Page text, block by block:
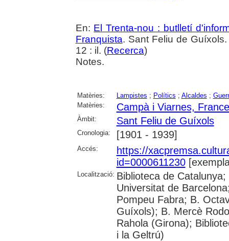
En: El Trenta-nou : butlletí
Franquista. Sant Feliu de
12 : il. (Recerca)
Notes.
Matèries: Lampistes ; Polítics ; Alcaldes ;
Matèries:
Campà i Viarnes,
Àmbit: Sant Feliu de Guíxols
Cronologia: [1901 - 1939]
Accés:
https://
id=0000611230
Localització: Biblioteca de
Universitat de
Pompeu Fabra; B.
Guíxols); B. Mercè
Rahola (Girona);
i la Geltrú)